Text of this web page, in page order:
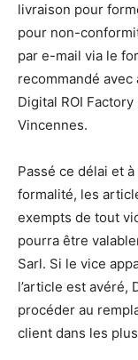
livraison pour
pour non-
par e-mail via le
recommandé avec
Digital ROI
Vincennes.
Passé ce délai et
formalité, les
exempts de tout
pourra être
Sarl. Si le vice
l’article est avéré,
procéder au
client dans les